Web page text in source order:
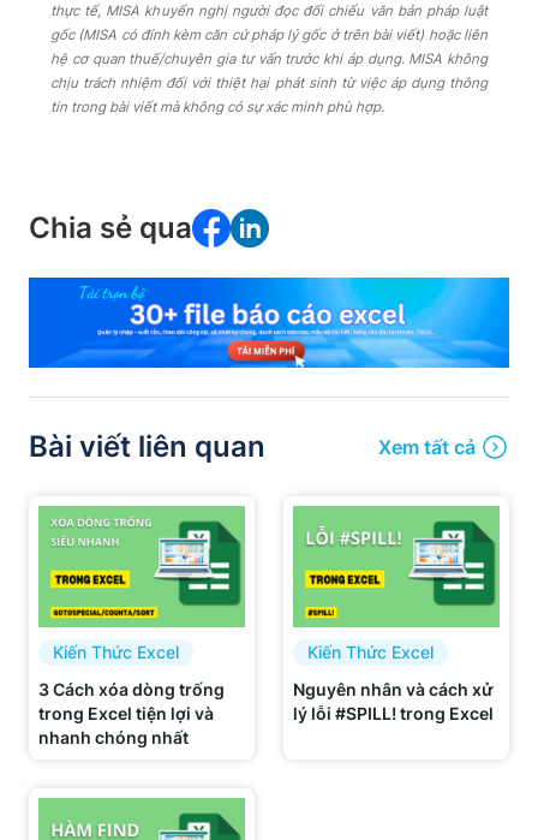
thực tế, MISA khuyến nghị người đọc đối chiếu văn bản pháp luật
gốc (MISA có đính kèm căn cứ pháp lý gốc ở trên bài viết) hoặc liên
hệ cơ quan thuế/chuyên gia tư vấn trước khi áp dụng. MISA không
chịu trách nhiệm đối với thiệt hại phát sinh từ việc áp dụng thông
tin trong bài viết mà không có sự xác minh phù hợp.
Chia sẻ qua
Bài viết liên quan Xem tất cả
Kiến Thức Excel
3 Cách xóa dòng trống
trong Excel tiện lợi và
nhanh chóng nhất
Kiến Thức Excel
Nguyên nhân và cách xử
lý lỗi #SPILL! trong Excel